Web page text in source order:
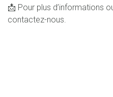
📩 Pour plus d’informations
contactez-nous.